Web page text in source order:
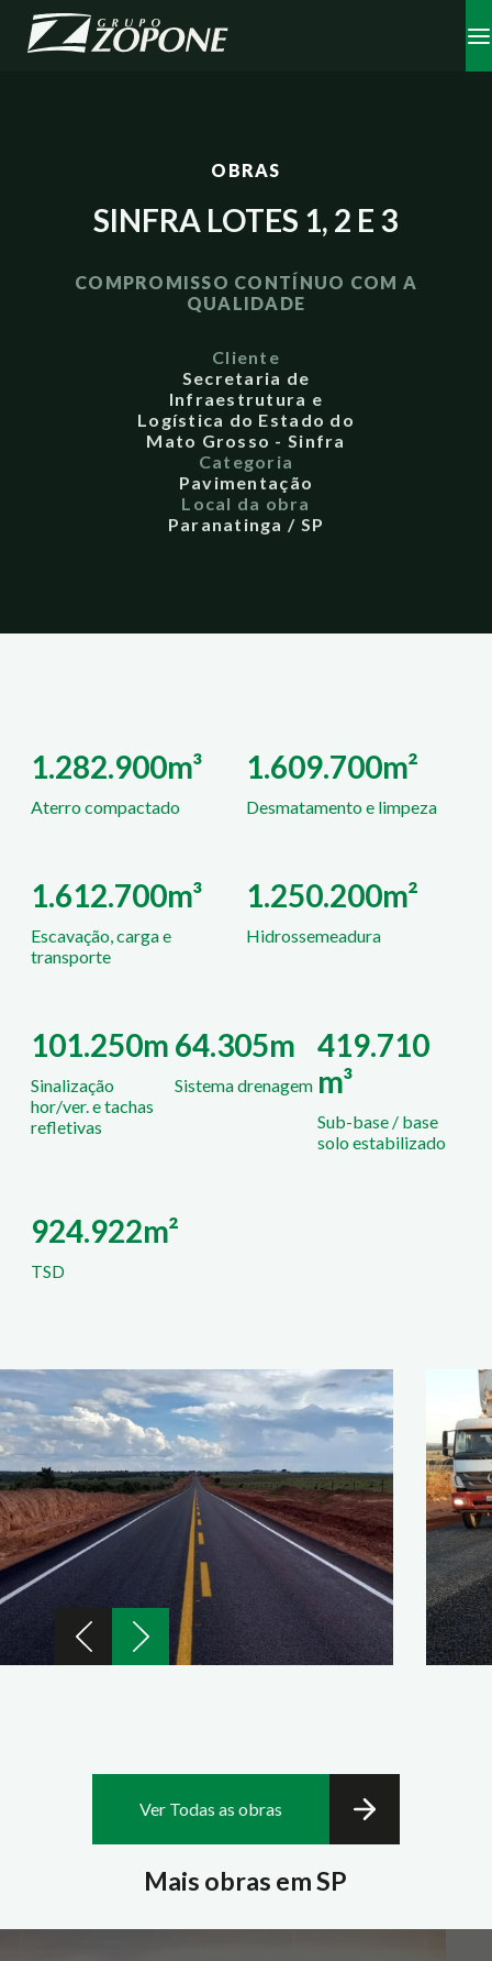
OBRAS
SINFRA LOTES 1, 2 E 3
COMPROMISSO CONTÍNUO COM A
QUALIDADE
Cliente
Secretaria de
Infraestrutura e
Logística do Estado do
Mato Grosso - Sinfra
Categoria
Pavimentação
Local da obra
Paranatinga / SP
1.282.900m³
Aterro compactado
1.609.700m²
Desmatamento e limpeza
1.612.700m³
Escavação, carga e
transporte
1.250.200m²
Hidrossemeadura
101.250m
Sinalização
hor/ver. e tachas
refletivas
64.305m
Sistema drenagem
419.710
m³
Sub-base / base
solo estabilizado
924.922m²
TSD
Mais obras em SP
Ver Todas as obras